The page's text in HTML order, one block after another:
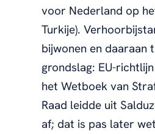
voor Nederland op
Turkije).
bijwonen en daaraan
grondslag: EU-
het Wetboek van
Raad leidde uit
af; dat is pas later